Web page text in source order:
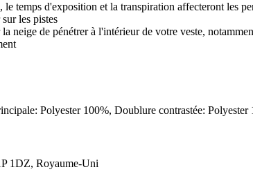
temps d'exposition et la transpiration affecteront les
les pistes
neige de pénétrer à l'intérieur de votre veste,
Polyester 100%, Doublure contrastée:
1DZ, Royaume-Uni